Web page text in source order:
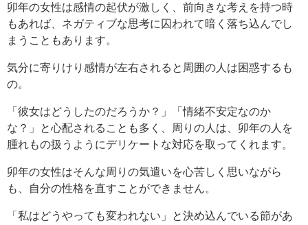
卯年の女性は感情の起伏が激しく、前向きな考えを持つ時
もあれば、ネガティブな思考に囚われて暗く落ち込んでし
まうこともあります。
気分に寄りけり感情が左右されると周囲の人は困惑するも
の。
「彼女はどうしたのだろうか？」「情緒不安定なのか
な？」と心配されることも多く、周りの人は、卯年の人を
腫れもの扱うようにデリケートな対応を取ってくれます。
卯年の女性はそんな周りの気遣いを心苦しく思いながら
も、自分の性格を直すことができません。
「私はどうやっても変われない」と決め込んでいる節があ